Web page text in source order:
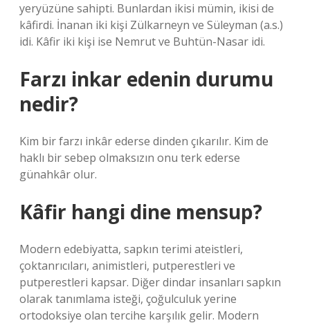
yeryüzüne sahipti. Bunlardan ikisi mümin, ikisi de
kâfirdi. İnanan iki kişi Zülkarneyn ve Süleyman (a.s.)
idi. Kâfir iki kişi ise Nemrut ve Buhtün-Nasar idi.
Farzı inkar edenin durumu
nedir?
Kim bir farzı inkâr ederse dinden çıkarılır. Kim de
haklı bir sebep olmaksızın onu terk ederse
günahkâr olur.
Kâfir hangi dine mensup?
Modern edebiyatta, sapkın terimi ateistleri,
çoktanrıcıları, animistleri, putperestleri ve
putperestleri kapsar. Diğer dindar insanları sapkın
olarak tanımlama isteği, çoğulculuk yerine
ortodoksiye olan tercihe karşılık gelir. Modern